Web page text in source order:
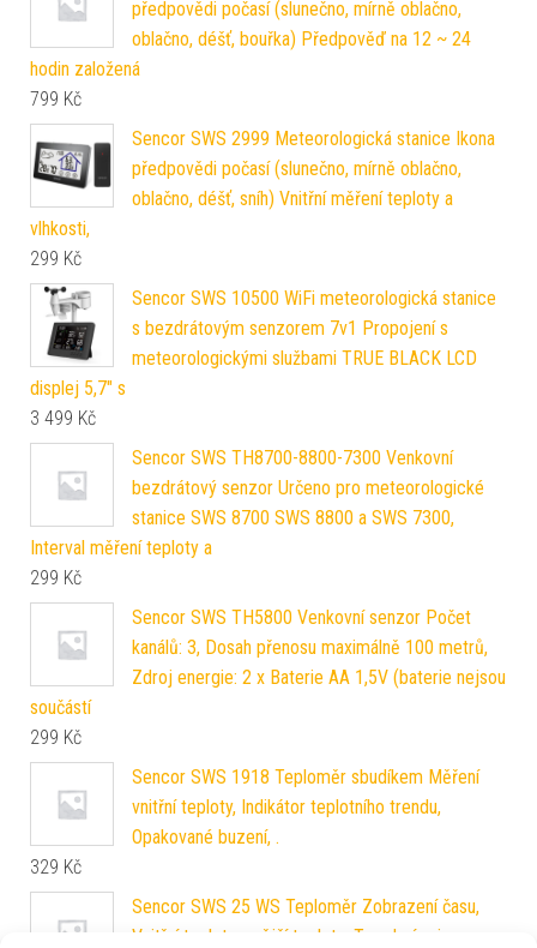
předpovědi počasí (slunečno, mírně oblačno,
oblačno, déšť, bouřka) Předpověď na 12 ~ 24
hodin založená
799 Kč
Sencor SWS 2999 Meteorologická stanice Ikona
předpovědi počasí (slunečno, mírně oblačno,
oblačno, déšť, sníh) Vnitřní měření teploty a
vlhkosti,
299 Kč
Sencor SWS 10500 WiFi meteorologická stanice
s bezdrátovým senzorem 7v1 Propojení s
meteorologickými službami TRUE BLACK LCD
displej 5,7" s
3 499 Kč
Sencor SWS TH8700-8800-7300 Venkovní
bezdrátový senzor Určeno pro meteorologické
stanice SWS 8700 SWS 8800 a SWS 7300,
Interval měření teploty a
299 Kč
Sencor SWS TH5800 Venkovní senzor Počet
kanálů: 3, Dosah přenosu maximálně 100 metrů,
Zdroj energie: 2 x Baterie AA 1,5V (baterie nejsou
součástí
299 Kč
Sencor SWS 1918 Teploměr sbudíkem Měření
vnitřní teploty, Indikátor teplotního trendu,
Opakované buzení, .
329 Kč
Sencor SWS 25 WS Teploměr Zobrazení času,
Vnitřní teplota, vnější teplota, Trend vývoje